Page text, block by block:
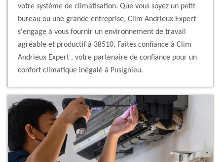
votre système de climatisation. Que vous soyez un petit
bureau ou une grande entreprise, Clim Andrieux Expert
s'engage à vous fournir un environnement de travail
agréable et productif à 38510. Faites confiance à Clim
Andrieux Expert , votre partenaire de confiance pour un
confort climatique inégalé à Pusignieu.